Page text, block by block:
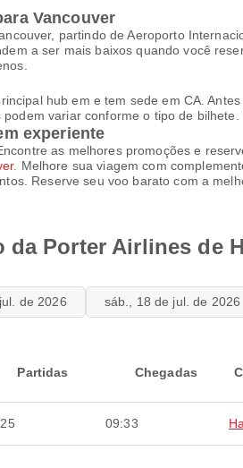
Vancouver
partindo de Aeroporto
a ser mais baixos quando você
hub em e tem sede em CA.
variar conforme o tipo de
experiente
as melhores promoções e
. Melhore sua viagem com
Reserve seu voo barato com a
Porter Airlines de
de 2026 sáb., 18 de jul. de 2026
Partidas Chegadas
09:33